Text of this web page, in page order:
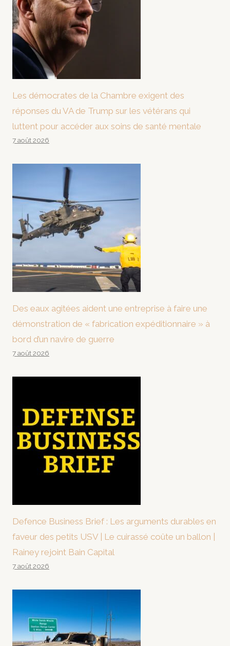
Les démocrates de la Chambre exigent des
réponses du VA de Trump sur les vétérans qui
luttent pour accéder aux soins de santé mentale
7 août 2026
Des eaux agitées aident une entreprise à faire une
démonstration de « fabrication expéditionnaire » à
bord d’un navire de guerre
7 août 2026
Defence Business Brief : Les arguments durables en
faveur des petits USV | Le cuirassé coûte un ballon |
Rainey rejoint Bain Capital
7 août 2026